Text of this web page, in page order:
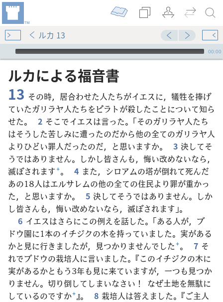
ルカ 13
Audio Player
00:00
ルカ​に​よる​福音​書
13 その時，居合わせた人たちがイエスに，犠牲を捧げ
ていたガリラヤ人たちをピラトが殺したことについて知ら
せた。
2 そこでイエスは言った。「そのガリラヤ人たち
はそうした苦しみに遭ったのだから他の全てのガリラヤ人
よりひどい罪人だったのだ，と思いますか。
3 決してそ
うではありません。しかし皆さんも，悔い改めないなら，
滅ぼされます+。 4 また，シロアムの塔が倒れて死んだ
あの18人はエルサレムの他の全ての住民より罪が重かっ
た，と思いますか。
5 決してそうではありません。しか
し皆さんも，悔い改めないなら，滅ぼされます」。
6 イエスはさらにこの例えを話した。「ある人が，ブ
ドウ園に1本のイチジクの木を持っていました。実がある
かと見に行きましたが，見つかりませんでした+。 7 そ
れでブドウの栽培人に言いました。『このイチジクの木に
実があるかともう3年も見に来ていますが，一つも見つか
りません。切り倒してしまいなさい！ なぜ土地を無駄に
しているのですか+』。 8 栽培人は答えました。『ご主人